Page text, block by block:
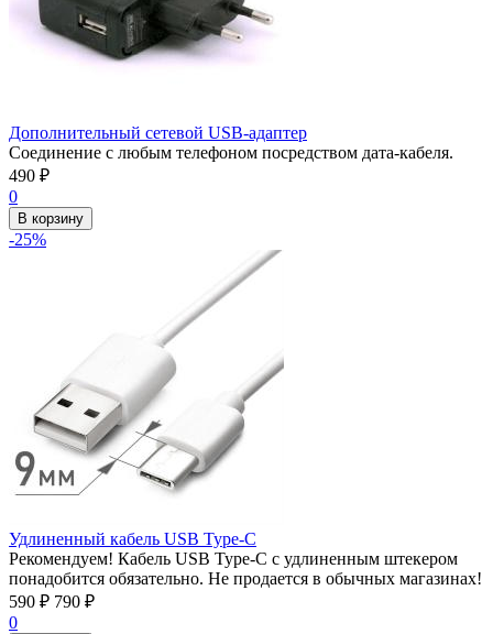
Дополнительный сетевой USB-адаптер
Соединение с любым телефоном посредством дата-кабеля.
490 ₽
0
В корзину
-25%
Удлиненный кабель USB Type-C
Рекомендуем! Кабель USB Type-C с удлиненным штекером
понадобится обязательно. Не продается в обычных магазинах!
590 ₽ 790 ₽
0